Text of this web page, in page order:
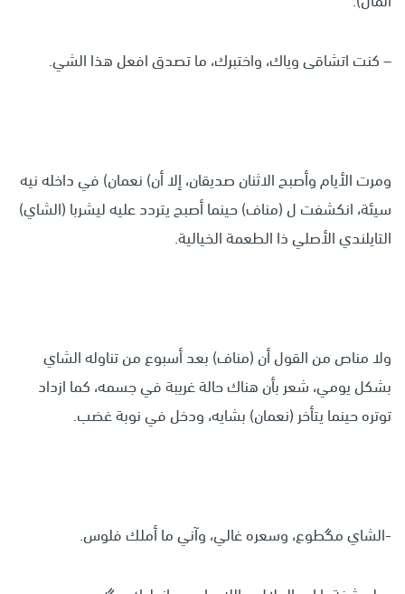
– كنت اتشاقى وياك، واختبرك، ما تصدق افعل هذا الشي.
ومرت الأيام وأصبح الاثنان صديقان، إلا أن) نعمان) في داخله نيه
سيئة، انكشفت ل (مناف) حينما أصبح يتردد عليه ليشربا (الشاي)
التايلندي الأصلي ذا الطعمة الخيالية.
ولا مناص من القول أن (مناف) بعد أسبوع من تناوله الشاي
بشكل يومي، شعر بأن هناك حالة غريبة في جسمه، كما ازداد
توتره حينما يتأخر (نعمان) بشايه، ودخل في نوبة غضب.
-الشاي مگطوع، وسعره غالي، وآني ما أملك فلوس.